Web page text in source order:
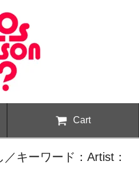
Cart
キーワード：Artist：